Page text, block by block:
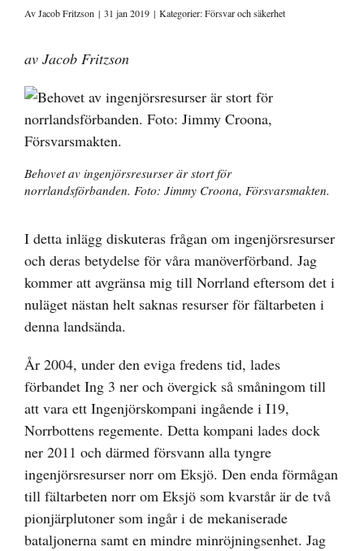
AvJacob Fritzson | 31 jan 2019 | Kategorier:Försvar och säkerhet
av Jacob Fritzson
Behovet av ingenjörsresurser är stort för
norrlandsförbanden. Foto: Jimmy Croona, Försvarsmakten.
I detta inlägg diskuteras frågan om ingenjörsresurser
och deras betydelse för våra manöverförband. Jag
kommer att avgränsa mig till Norrland eftersom det i
nuläget nästan helt saknas resurser för fältarbeten i
denna landsända.
År 2004, under den eviga fredens tid, lades
förbandet Ing 3 ner och övergick så småningom till
att vara ett Ingenjörskompani ingående i I19,
Norrbottens regemente. Detta kompani lades dock
ner 2011 och därmed försvann alla tyngre
ingenjörsresurser norr om Eksjö. Den enda förmågan
till fältarbeten norr om Eksjö som kvarstår är de två
pionjärplutoner som ingår i de mekaniserade
bataljonerna samt en mindre minröjningsenhet. Jag